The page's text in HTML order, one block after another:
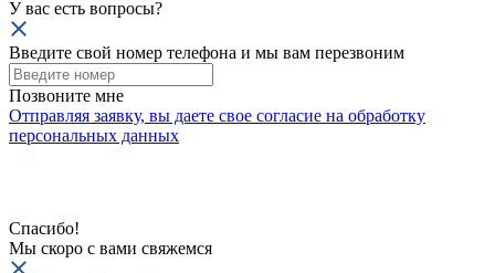
У вас есть вопросы?
Введите свой номер телефона и мы вам перезвоним
Позвоните мне
Отправляя заявку, вы даете свое согласие на обработку
персональных данных
Спасибо!
Мы скоро с вами свяжемся